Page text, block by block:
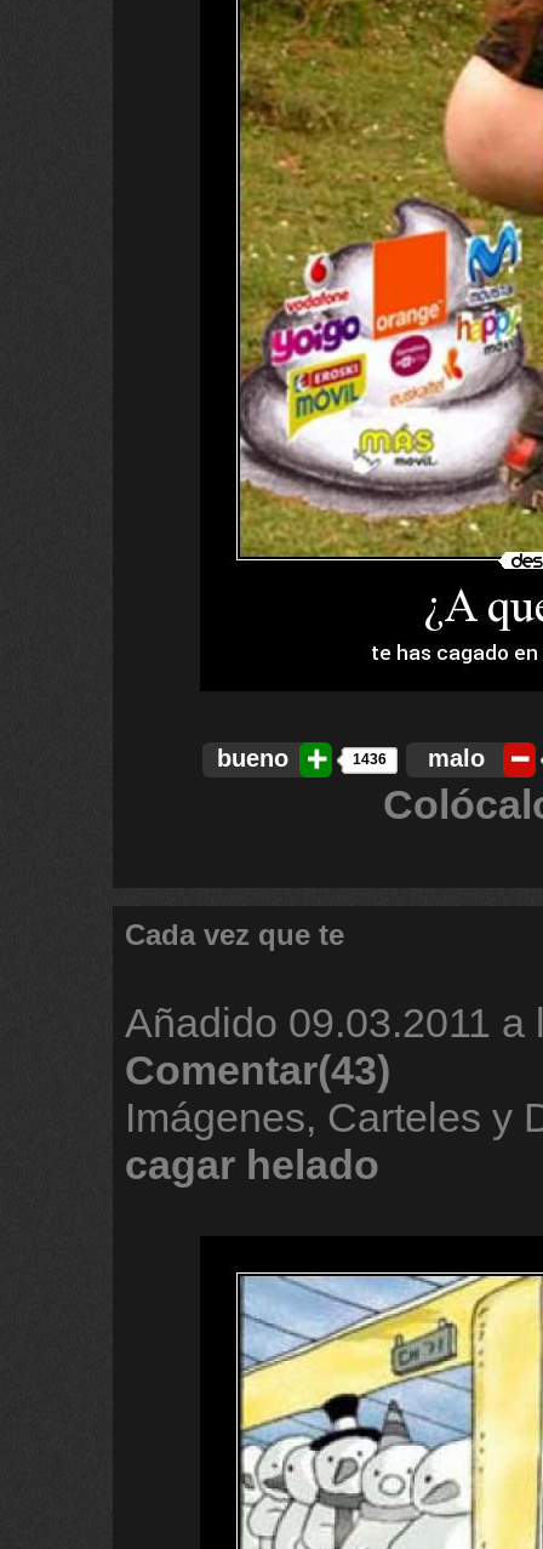
bueno 1436 malo
Cada vez que te
Añadido 09.03.2011 a
Comentar(43)
Imágenes, Carteles y
cagar helado